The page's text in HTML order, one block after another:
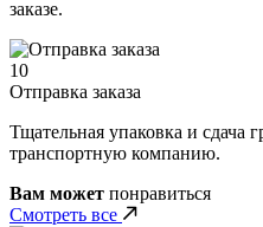
заказе.
10
Отправка заказа
Тщательная упаковка и сдача
транспортную компанию.
Вам может понравиться
Смотреть все